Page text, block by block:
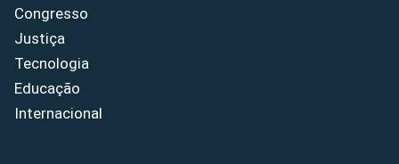
Congresso
Justiça
Tecnologia
Educação
Internacional